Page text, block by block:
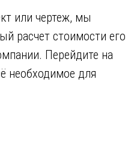
или чертеж, мы
расчет стоимости его
Перейдите на
необходимое для